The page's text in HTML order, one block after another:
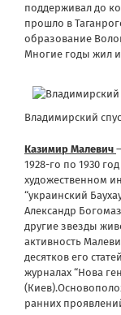
поддерживал до
прошло в
образование
Многие годы жил
Владимирский
Казимир Малевич
1928-го по 1930
художественном
“украинский
Александр
другие звезды
активность
десятков его
журналах “Нова
ранних